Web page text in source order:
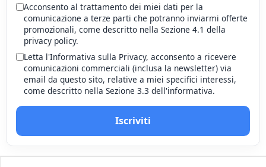
Acconsento al trattamento dei miei dati per la
comunicazione a terze parti che potranno inviarmi offerte
promozionali, come descritto nella Sezione 4.1 della
privacy policy.
Letta l'Informativa sulla Privacy, acconsento a ricevere
comunicazioni commerciali (inclusa la newsletter) via
email da questo sito, relative a miei specifici interessi,
come descritto nella Sezione 3.3 dell'informativa.
Iscriviti